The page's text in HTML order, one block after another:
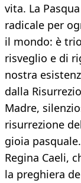
vita. La
radicale per
il mondo: è
risveglio e di
nostra
dalla
Madre,
risurrezione
gioia
Regina Caeli,
la preghiera